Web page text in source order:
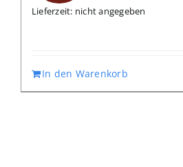
Preis
Preis
Lieferzeit: nicht angegeben
In den Warenkorb